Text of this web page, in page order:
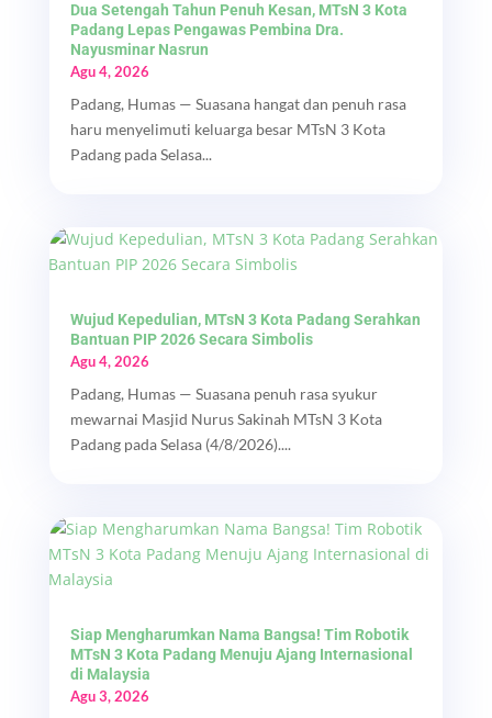
Dua Setengah Tahun Penuh Kesan, MTsN 3 Kota
Padang Lepas Pengawas Pembina Dra.
Nayusminar Nasrun
Agu 4, 2026
Padang, Humas — Suasana hangat dan penuh rasa
haru menyelimuti keluarga besar MTsN 3 Kota
Padang pada Selasa...
Wujud Kepedulian, MTsN 3 Kota Padang Serahkan
Bantuan PIP 2026 Secara Simbolis
Agu 4, 2026
Padang, Humas — Suasana penuh rasa syukur
mewarnai Masjid Nurus Sakinah MTsN 3 Kota
Padang pada Selasa (4/8/2026)....
Siap Mengharumkan Nama Bangsa! Tim Robotik
MTsN 3 Kota Padang Menuju Ajang Internasional
di Malaysia
Agu 3, 2026